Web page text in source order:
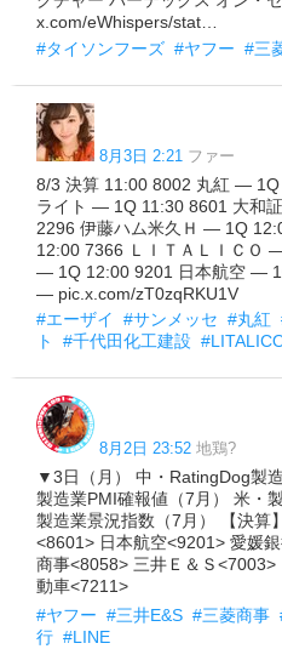
x.com/eWhispers/stat…
#タイソンフーズ #ヤフー #三
8月3日 2:21 ファー
8/3 決算 11:00 8002 丸紅 — 1Q
ライト — 1Q 11:30 8601 大和
2296 伊藤ハム米久Ｈ — 1Q
12:00 7366 ＬＩＴＡＬＩＣＯ
— 1Q 12:00 9201 日本航空 —
— pic.x.com/zT0zqRKU1V
#エーザイ
#サンメッセ #丸紅
ト
#千代田化工建設
8月2日 23:52 地鶏?
▼3日（月） 中・RatingDog製
製造業PMI確報値（7月） 米・
製造業景況指数（7月） 【決算
<8601> 日本航空<9201> 愛媛
商事<8058> 三井Ｅ＆Ｓ
動車<7211>
#ヤフー #三井E&S #三菱商事
行 #LINE